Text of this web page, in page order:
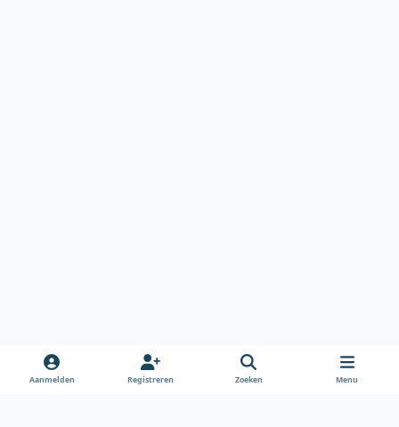
Aanmelden Registreren Zoeken Menu